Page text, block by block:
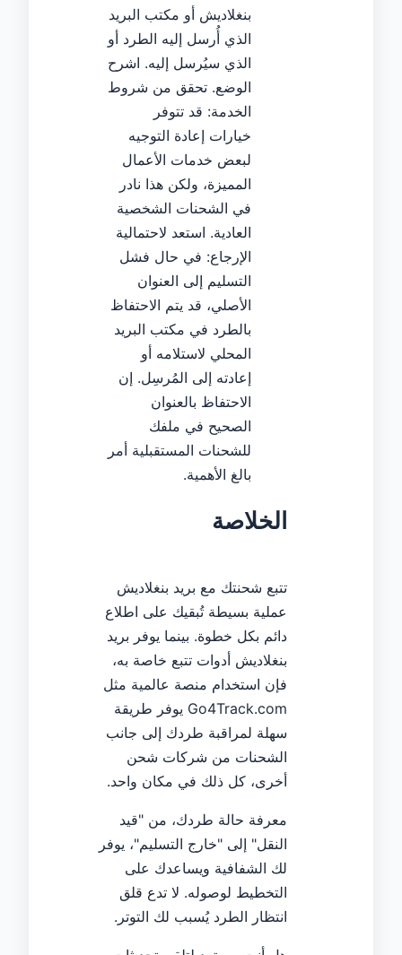
بنغلاديش أو مكتب البريد
الذي أُرسل إليه الطرد أو
الذي سيُرسل إليه. اشرح
الوضع. تحقق من شروط
الخدمة: قد تتوفر
خيارات إعادة التوجيه
لبعض خدمات الأعمال
المميزة، ولكن هذا نادر
في الشحنات الشخصية
العادية. استعد لاحتمالية
الإرجاع: في حال فشل
التسليم إلى العنوان
الأصلي، قد يتم الاحتفاظ
بالطرد في مكتب البريد
المحلي لاستلامه أو
إعادته إلى المُرسِل. إن
الاحتفاظ بالعنوان
الصحيح في ملفك
للشحنات المستقبلية أمر
بالغ الأهمية.
الخلاصة
تتبع شحنتك مع بريد بنغلاديش
عملية بسيطة تُبقيك على اطلاع
دائم بكل خطوة. بينما يوفر بريد
بنغلاديش أدوات تتبع خاصة به،
فإن استخدام منصة عالمية مثل
Go4Track.com يوفر طريقة
سهلة لمراقبة طردك إلى جانب
الشحنات من شركات شحن
أخرى، كل ذلك في مكان واحد.
معرفة حالة طردك، من "قيد
النقل" إلى "خارج التسليم"، يوفر
لك الشفافية ويساعدك على
التخطيط لوصوله. لا تدع قلق
انتظار الطرد يُسبب لك التوتر.